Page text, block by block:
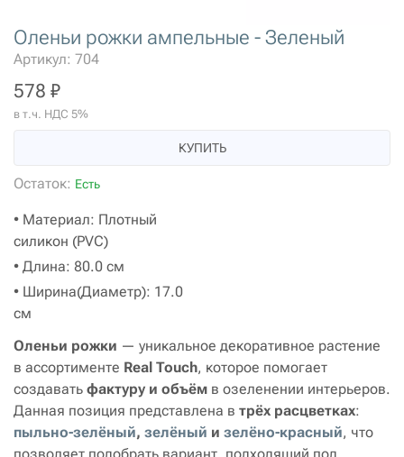
Оленьи рожки ампельные - Зеленый
Артикул: 704
578 ₽
в т.ч. НДС 5%
КУПИТЬ
Остаток: Есть
• Материал: Плотный
силикон (PVC)
• Длина: 80.0 см
• Ширина(Диаметр): 17.0
см
Оленьи рожки — уникальное декоративное растение
в ассортименте Real Touch, которое помогает
создавать фактуру и объём в озеленении интерьеров.
Данная позиция представлена в трёх расцветках:
пыльно-зелёный, зелёный и зелёно-красный, что